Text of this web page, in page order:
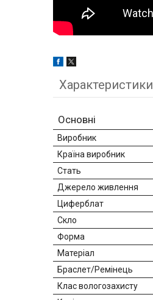
Характеристики
Основні
Виробник
Країна виробник
Стать
Джерело живлення
Циферблат
Скло
Форма
Матеріал
Браслет/Ремінець
Клас вологозахисту